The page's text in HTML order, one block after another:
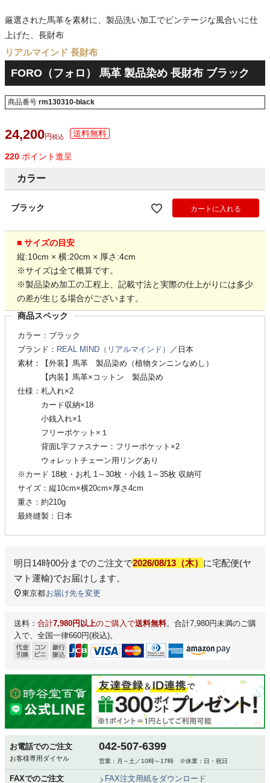
厳選された馬革を素材に、製品洗い加工でビンテージな風合いに仕
上げた、長財布
リアルマインド 長財布
FORO（フォロ） 馬革 製品染め 長財布 ブラック
商品番号 rm130310-black
24,200 税込
220 ポイント進呈
カラー
ブラック カートに入れる
■ サイズの目安
縦:10cm × 横:20cm × 厚さ:4cm
※サイズは全て概算です。
※製品染め加工の工程上、記載寸法と実際の仕上がりには多少
の差が生じる場合がございます。
商品スペック
カラー：ブラック
ブランド： REAL MIND（リアルマインド）
／日本
素材：【外装】馬革 製品染め（植物タンニンなめし）
【内装】馬革×コットン 製品染め
仕様：札入れ×2
カード収納×18
小銭入れ×1
フリーポケット×１
背面L字ファスナー：フリーポケット×2
ウォレットチェーン用リングあり
※カード 18枚・お札 1～30枚・小銭 1～35枚 収納可
サイズ：縦10cm×横20cm×厚さ4cm
重さ：約210g
最終縫製：日本
明日14時00分 までのご注文で2026/08/13（木） に宅配便(ヤ
マト運輸)でお届けします。
東京都お届け先を変更
送料： 合計7,980円以上のご購入で送料無料。合計7,980円未満のご購
入で、全国一律660円(税込)。
お電話でのご注文
お客様専用ダイヤル
042-507-6399
営業：月～土／10時～17時 ※休業：日・祝日
FAXでのご注文 FAX注文用紙をダウンロード